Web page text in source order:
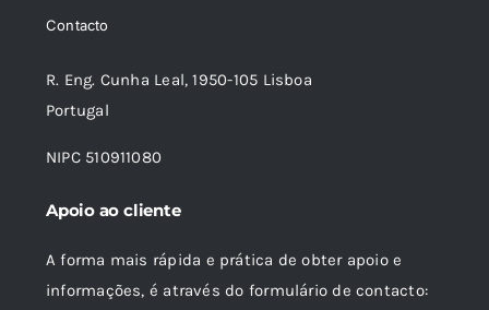
Contacto
R. Eng. Cunha Leal, 1950-105 Lisboa
Portugal
NIPC 510911080
Apoio ao cliente
A forma mais rápida e prática de obter apoio e
informações, é através do formulário de contacto: